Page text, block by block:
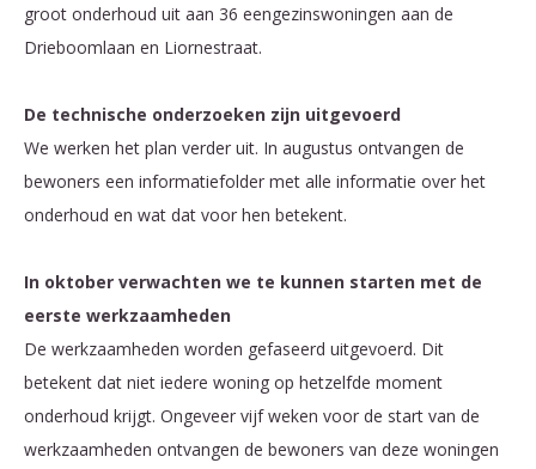
groot onderhoud uit aan 36 eengezinswoningen aan de
Drieboomlaan en Liornestraat.
De technische onderzoeken zijn uitgevoerd
We werken het plan verder uit. In augustus ontvangen de
bewoners een informatiefolder met alle informatie over het
onderhoud en wat dat voor hen betekent.
In oktober verwachten we te kunnen starten met de
eerste werkzaamheden
De werkzaamheden worden gefaseerd uitgevoerd. Dit
betekent dat niet iedere woning op hetzelfde moment
onderhoud krijgt. Ongeveer vijf weken voor de start van de
werkzaamheden ontvangen de bewoners van deze woningen